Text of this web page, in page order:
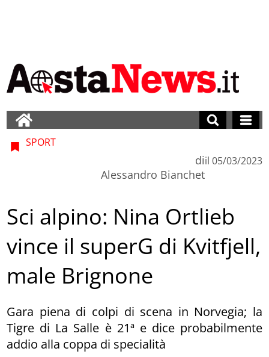
SPORT
di
Alessandro Bianchet
il 05/03/2023
Sci alpino: Nina Ortlieb
vince il superG di Kvitfjell,
male Brignone
Gara piena di colpi di scena in Norvegia; la
Tigre di La Salle è 21ª e dice probabilmente
addio alla coppa di specialità